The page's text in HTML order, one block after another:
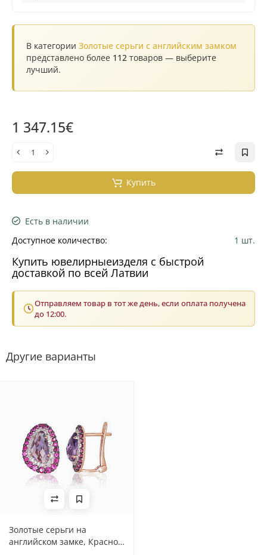
В категории Золотые серьги с английским замком
представлено более 112 товаров — выберите
лучший.
1 347.15€
Купить
Есть в наличии
Доступное количество:
1 шт.
Купить ювелирныеизделя с быстрой
доставкой по всей Латвии
Отправляем товар в тот же день, если оплата получена
до 12:00.
Другие варианты
Золотые серьги на
английском замке, Красное